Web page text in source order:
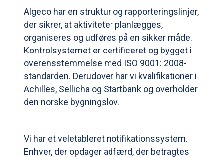
Algeco har en struktur og rapporteringslinjer,
der sikrer, at aktiviteter planlægges,
organiseres og udføres på en sikker måde.
Kontrolsystemet er certificeret og bygget i
overensstemmelse med ISO 9001: 2008-
standarden. Derudover har vi kvalifikationer i
Achilles, Sellicha og Startbank og overholder
den norske bygningslov.
Vi har et veletableret notifikationssystem.
Enhver, der opdager adfærd, der betragtes